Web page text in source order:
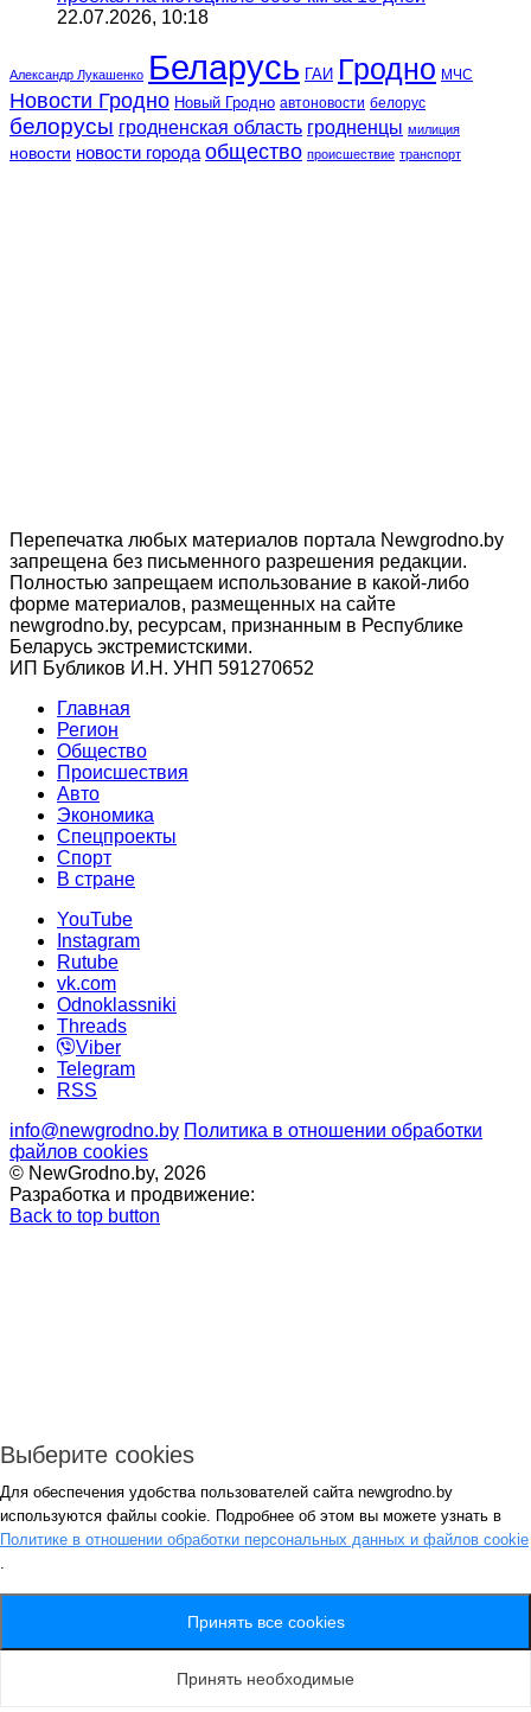
22.07.2026, 10:18
Александр Лукашенко Беларусь ГАИ Гродно МЧС
Новости Гродно Новый Гродно автоновости белорус
белорусы гродненская область гродненцы милиция
новости новости города общество происшествие транспорт
Перепечатка любых материалов портала Newgrodno.by
запрещена без письменного разрешения редакции.
Полностью запрещаем использование в какой-либо
форме материалов, размещенных на сайте
newgrodno.by, ресурсам, признанным в Республике
Беларусь экстремистскими.
ИП Бубликов И.Н. УНП 591270652
Главная
Регион
Общество
Происшествия
Авто
Экономика
Спецпроекты
Cпорт
В стране
YouTube
Instagram
Rutube
vk.com
Odnoklassniki
Threads
Viber
Telegram
RSS
info@newgrodno.by Политика в отношении обработки
файлов cookies
© NewGrodno.by, 2026
Разработка и продвижение:
Back to top button
Авторизация
*
Запомнить
Потеряли пароль ?
Генерация пароля
Выберите cookies
Для обеспечения удобства пользователей сайта newgrodno.by
используются файлы cookie. Подробнее об этом вы можете узнать в
Политике в отношении обработки персональных данных и файлов cookie
.
Принять все cookies
Принять необходимые